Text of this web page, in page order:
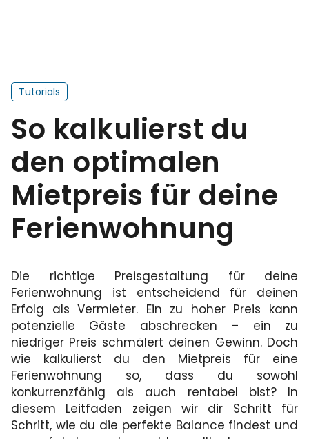
Tutorials
So kalkulierst du
den optimalen
Mietpreis für deine
Ferienwohnung
Die richtige Preisgestaltung für deine
Ferienwohnung ist entscheidend für deinen
Erfolg als Vermieter. Ein zu hoher Preis kann
potenzielle Gäste abschrecken – ein zu
niedriger Preis schmälert deinen Gewinn. Doch
wie kalkulierst du den Mietpreis für eine
Ferienwohnung so, dass du sowohl
konkurrenzfähig als auch rentabel bist? In
diesem Leitfaden zeigen wir dir Schritt für
Schritt, wie du die perfekte Balance findest und